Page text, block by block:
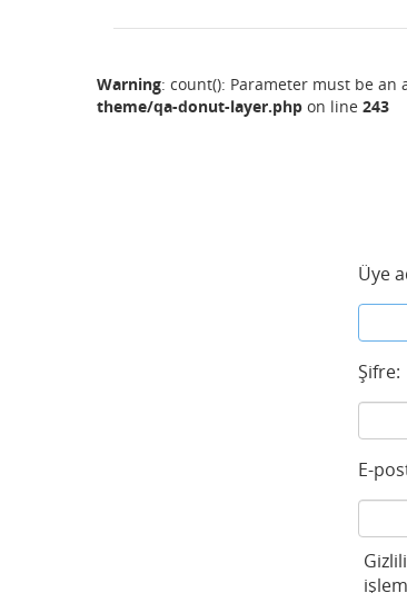
Warning: count(): Parameter must be
theme/qa-donut-layer.php on line 243
Üye
Şifre:
E-